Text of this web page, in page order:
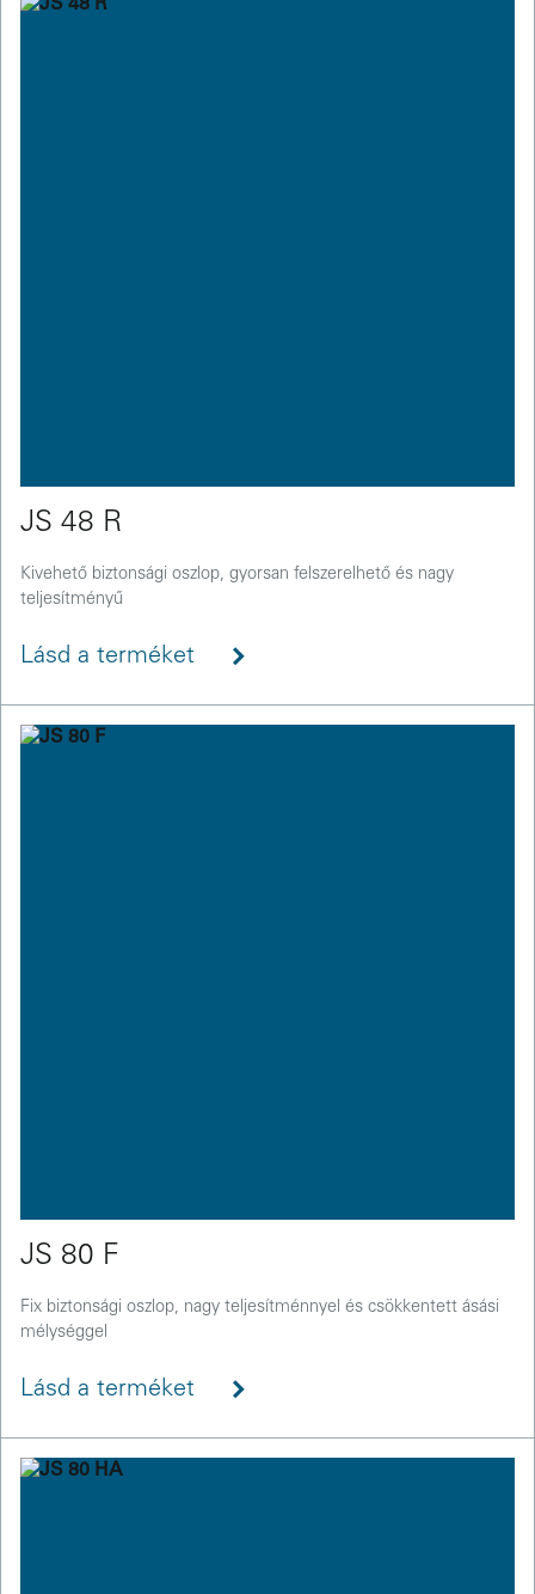
JS 48 R
Kivehető biztonsági oszlop, gyorsan felszerelhető és nagy
teljesítményű
Lásd a terméket
JS 80 F
Fix biztonsági oszlop, nagy teljesítménnyel és csökkentett ásási
mélységgel
Lásd a terméket